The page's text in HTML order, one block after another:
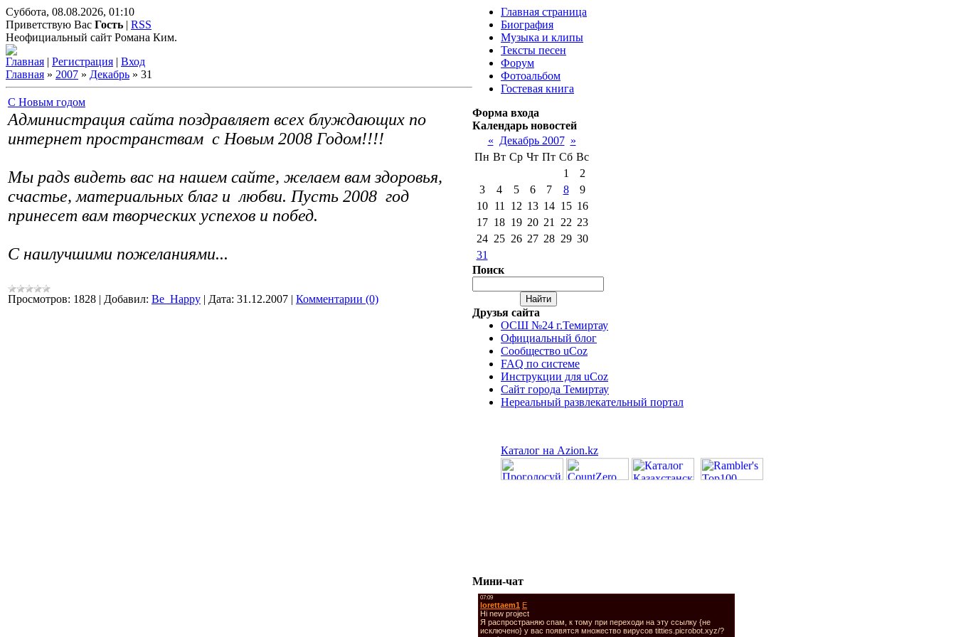
Суббота, 08.08.2026, 01:10
Приветствую Вас Гость | RSS
Неофициальный сайт Романа Ким.
Главная | Регистрация | Вход
Главная » 2007 » Декабрь » 31
C Новым годом
Администрация сайта поздравляет всех блуждающих по
интернет пространствам с Новым 2008 Годом!!!!
Мы радs видеть вас на нашем сайте, желаем вам здоровья,
счастье, материальных благ и любви. Пусть 2008 год
принесет вам творческих успехов и побед.
С наилучшими пожеланиями...
Просмотров: 1828 | Добавил: Be_Happy | Дата: 31.12.2007 | Комментарии (0)
Главная страница
Биография
Музыка и клипы
Тексты песен
Форум
Фотоальбом
Гостевая книга
Форма входа
Календарь новостей
« Декабрь 2007 »
Пн Вт Ср Чт Пт Сб Вс
1
2
3
4 5 6 7 8
9
10
11 12 13 14 15 16
17 18 19 20 21 22 23
24 25 26 27 28 29 30
31
Поиск
Друзья сайта
ОСШ №24 г.Темиртау
Официальный блог
Сообщество uCoz
FAQ по системе
Инструкции для uCoz
Сайт города Темиртау
Нереальный развлекательный портал
Каталог на Azion.kz
Мини-чат